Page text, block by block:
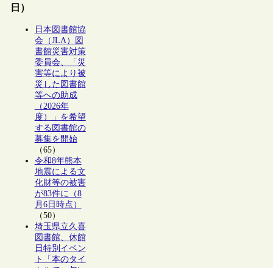
日）
日本図書館協
会（JLA）図
書館災害対策
委員会、「災
害等により被
災した図書館
等への助成
（2026年
度）」を希望
する図書館の
募集を開始
（65）
令和8年熊本
地震による文
化財等の被害
が83件に（8
月6日時点）
（50）
埼玉県立久喜
図書館、休館
日特別イベン
ト「本のタイ